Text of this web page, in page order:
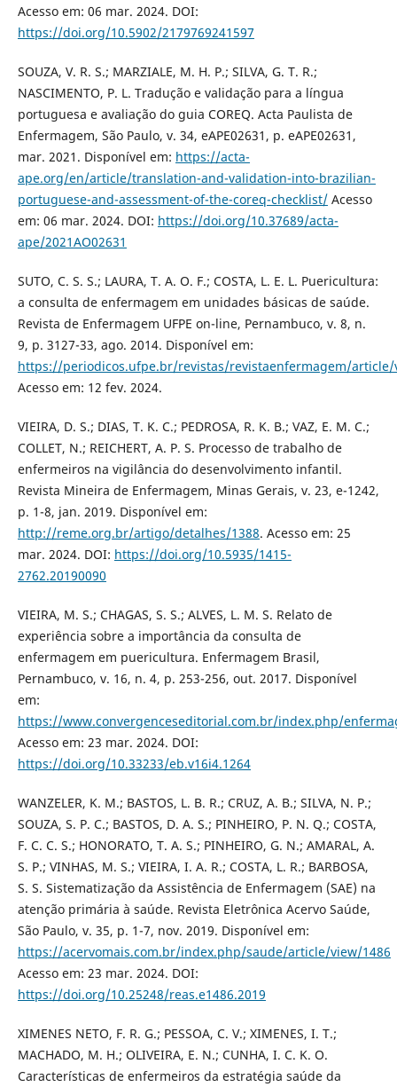
Acesso em: 06 mar. 2024. DOI:
https://doi.org/10.5902/2179769241597
SOUZA, V. R. S.; MARZIALE, M. H. P.; SILVA, G. T. R.;
NASCIMENTO, P. L. Tradução e validação para a língua
portuguesa e avaliação do guia COREQ. Acta Paulista de
Enfermagem, São Paulo, v. 34, eAPE02631, p. eAPE02631,
mar. 2021. Disponível em: https://acta-
ape.org/en/article/translation-and-validation-into-brazilian-
portuguese-and-assessment-of-the-coreq-checklist/Acesso
em: 06 mar. 2024. DOI: https://doi.org/10.37689/acta-
ape/2021AO02631
SUTO, C. S. S.; LAURA, T. A. O. F.; COSTA, L. E. L. Puericultura:
a consulta de enfermagem em unidades básicas de saúde.
Revista de Enfermagem UFPE on-line, Pernambuco, v. 8, n.
9, p. 3127-33, ago. 2014. Disponível em:
https://periodicos.ufpe.br/revistas/revistaenfermagem/article/
Acesso em: 12 fev. 2024.
VIEIRA, D. S.; DIAS, T. K. C.; PEDROSA, R. K. B.; VAZ, E. M. C.;
COLLET, N.; REICHERT, A. P. S. Processo de trabalho de
enfermeiros na vigilância do desenvolvimento infantil.
Revista Mineira de Enfermagem, Minas Gerais, v. 23, e-1242,
p. 1-8, jan. 2019. Disponível em:
http://reme.org.br/artigo/detalhes/1388. Acesso em: 25
mar. 2024. DOI: https://doi.org/10.5935/1415-
2762.20190090
VIEIRA, M. S.; CHAGAS, S. S.; ALVES, L. M. S. Relato de
experiência sobre a importância da consulta de
enfermagem em puericultura. Enfermagem Brasil,
Pernambuco, v. 16, n. 4, p. 253-256, out. 2017. Disponível
em:
https://www.convergenceseditorial.com.br/index.php/
Acesso em: 23 mar. 2024. DOI:
https://doi.org/10.33233/eb.v16i4.1264
WANZELER, K. M.; BASTOS, L. B. R.; CRUZ, A. B.; SILVA, N. P.;
SOUZA, S. P. C.; BASTOS, D. A. S.; PINHEIRO, P. N. Q.; COSTA,
F. C. C. S.; HONORATO, T. A. S.; PINHEIRO, G. N.; AMARAL, A.
S. P.; VINHAS, M. S.; VIEIRA, I. A. R.; COSTA, L. R.; BARBOSA,
S. S. Sistematização da Assistência de Enfermagem (SAE) na
atenção primária à saúde. Revista Eletrônica Acervo Saúde,
São Paulo, v. 35, p. 1-7, nov. 2019. Disponível em:
https://acervomais.com.br/index.php/saude/article/view/1486
Acesso em: 23 mar. 2024. DOI:
https://doi.org/10.25248/reas.e1486.2019
XIMENES NETO, F. R. G.; PESSOA, C. V.; XIMENES, I. T.;
MACHADO, M. H.; OLIVEIRA, E. N.; CUNHA, I. C. K. O.
Características de enfermeiros da estratégia saúde da